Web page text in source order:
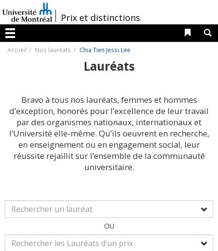
au
contenu
/Prix et distinctions
Menu
Liens
Accueil Nos lauréats Chia Tien Jessi Lee
Lauréats
Bravo à tous nos lauréats, femmes et hommes
d’exception, honorés pour l’excellence de leur travail
par des organismes nationaux, internationaux et
l’Université elle-même. Qu’ils oeuvrent en recherche,
en enseignement ou en engagement social, leur
réussite rejaillit sur l’ensemble de la communauté
universitaire.
OU